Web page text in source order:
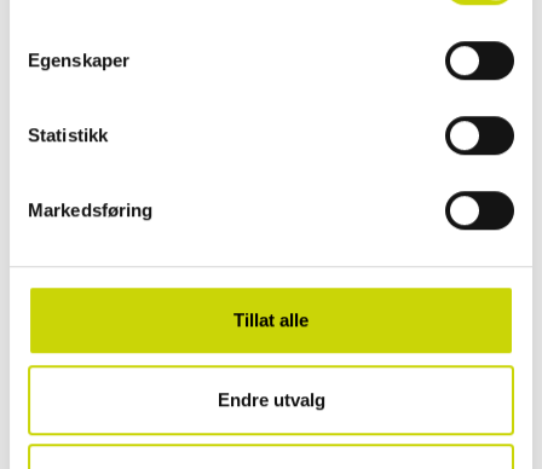
Egenskaper
Statistikk
Markedsføring
Tillat alle
Endre utvalg
Se lagerstatus i butikk
EGENSKAPER
OMTALER